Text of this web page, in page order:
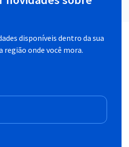
disponíveis dentro da sua
região onde você mora.